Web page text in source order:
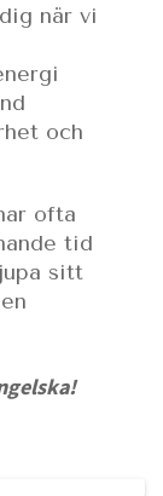
när vi
och
ofta
tid
sitt